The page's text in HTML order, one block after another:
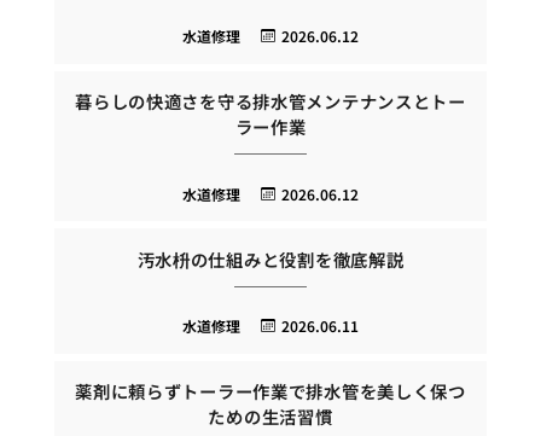
2026.06.12
水道修理
暮らしの快適さを守る排水管メンテナンスとトー
ラー作業
2026.06.12
水道修理
汚水枡の仕組みと役割を徹底解説
2026.06.11
水道修理
薬剤に頼らずトーラー作業で排水管を美しく保つ
ための生活習慣